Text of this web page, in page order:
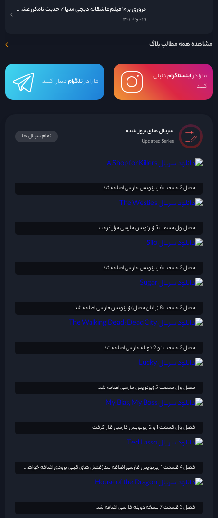
مروری بر ۱۰ فیلم عاشقانه دیجی مدیا / حدیث نامکرر عشق در قاب سینما
۲۹ خرداد ۱۴۰۱
مشاهده همه مطالب بلاگ
ما را دراینستاگرامدنبال
کنید
ما را درتلگرامدنبال کنید
سریال های بروز شده
Updated Series
تمام سریال ها
فصل 2 قسمت 6 زیرنویس فارسی اضافه شد
فصل اول قسمت 5 زیرنویس فارسی قرار گرفت
فصل 3 قسمت 6 زیرنویس فارسی اضافه شد
فصل 2 قسمت 8 (پایان فصل) زیرنویس فارسی اضافه شد
فصل 3 قسمت 1 و 2 دوبله فارسی اضافه شد
فصل اول قسمت 5 زیرنویس فارسی اضافه شد
فصل اول قسمت 1 و 2 زیرنویس فارسی قرار گرفت
فصل 4 قسمت 1 زیرنویس فارسی اضافه شد(فصل های قبلی بزودی اضافه خواهد شد)
فصل 3 قسمت 7 نسخه دوبله فارسی اضافه شد